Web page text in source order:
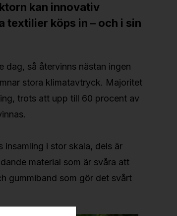
kan innovativ
textilier köps in – och i sin
dag, så återvinns nästan ingen
stora klimatavtryck. Majoritet
trots att upp till 60 procent av
insamling i stor skala, dels är
material som är svåra att
gummiband som gör det svårt